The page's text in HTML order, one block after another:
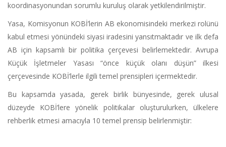
koordinasyonundan sorumlu kuruluş olarak yetkilendirilmiştir.
Yasa, Komisyonun KOBİ’lerin AB ekonomisindeki merkezi rolünü
kabul etmesi yönündeki siyasi iradesini yansıtmaktadır ve ilk defa
AB için kapsamlı bir politika çerçevesi belirlemektedir. Avrupa
Küçük İşletmeler Yasası “önce küçük olanı düşün” ilkesi
çerçevesinde KOBİ’lerle ilgili temel prensipleri içermektedir.
Bu kapsamda yasada, gerek birlik bünyesinde, gerek ulusal
düzeyde KOBİ’lere yönelik politikalar oluşturulurken, ülkelere
rehberlik etmesi amacıyla 10 temel prensip belirlenmiştir: